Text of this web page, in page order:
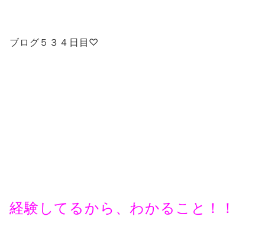
ブログ５３４日目♡
経験してるから、わかること！！